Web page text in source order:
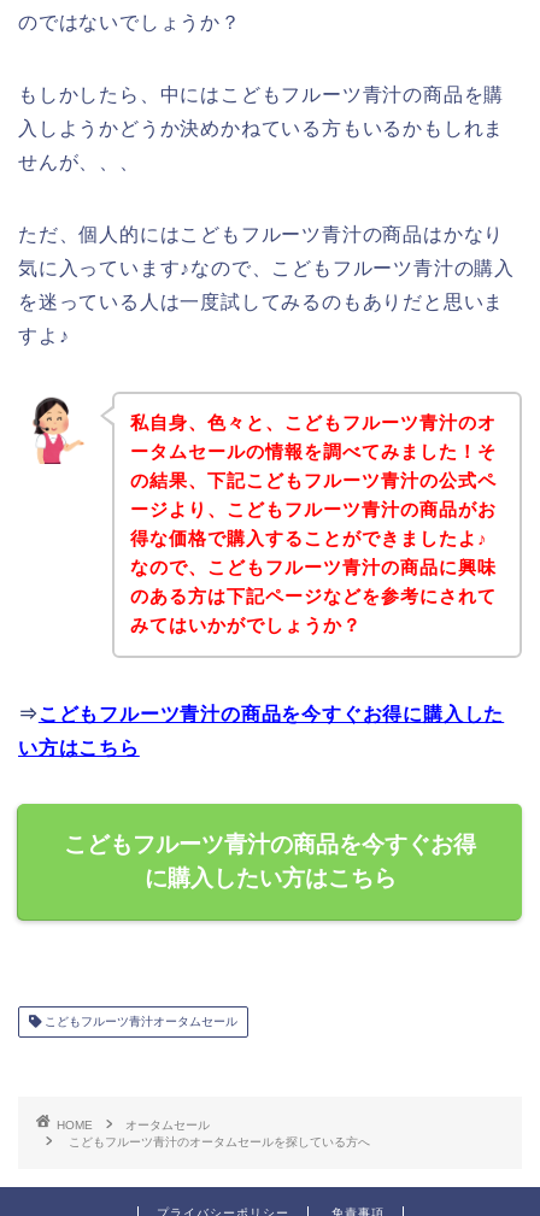
のではないでしょうか？
もしかしたら、中にはこどもフルーツ青汁の商品を購
入しようかどうか決めかねている方もいるかもしれま
せんが、、、
ただ、個人的にはこどもフルーツ青汁の商品はかなり
気に入っています♪なので、こどもフルーツ青汁の購入
を迷っている人は一度試してみるのもありだと思いま
すよ♪
私自身、色々と、こどもフルーツ青汁のオ
ータムセールの情報を調べてみました！そ
の結果、下記こどもフルーツ青汁の公式ペ
ージより、こどもフルーツ青汁の商品がお
得な価格で購入することができましたよ♪
なので、こどもフルーツ青汁の商品に興味
のある方は下記ページなどを参考にされて
みてはいかがでしょうか？
⇒ こどもフルーツ青汁の商品を今すぐお得に購入した
い方はこちら
こどもフルーツ青汁の商品を今すぐお得
に購入したい方はこちら
こどもフルーツ青汁オータムセール
HOME
オータムセール
こどもフルーツ青汁のオータムセールを探している方へ
プライバシーポリシー 免責事項